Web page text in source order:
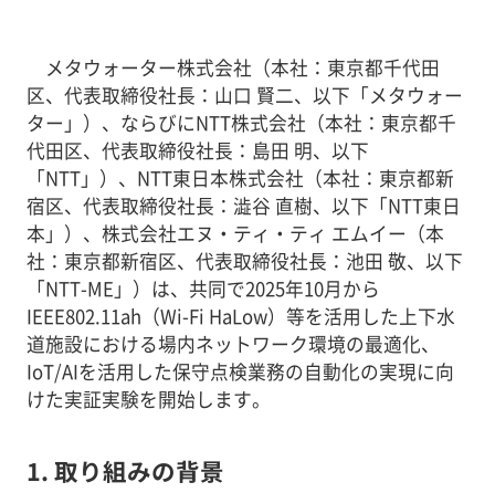
メタウォーター株式会社（本社：東京都千代田
区、代表取締役社長：山口 賢二、以下「メタウォー
ター」）、ならびにNTT株式会社（本社：東京都千
代田区、代表取締役社長：島田 明、以下
「NTT」）、NTT東日本株式会社（本社：東京都新
宿区、代表取締役社長：澁谷 直樹、以下「NTT東日
本」）、株式会社エヌ・ティ・ティ エムイー（本
社：東京都新宿区、代表取締役社長：池田 敬、以下
「NTT-ME」）は、共同で2025年10月から
IEEE802.11ah（Wi-Fi HaLow）等を活用した上下水
道施設における場内ネットワーク環境の最適化、
IoT/AIを活用した保守点検業務の自動化の実現に向
けた実証実験を開始します。
1. 取り組みの背景